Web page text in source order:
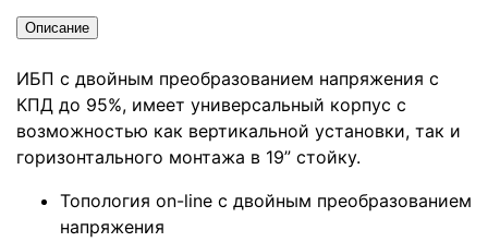
Описание
ИБП с двойным преобразованием напряжения с
КПД до 95%, имеет универсальный корпус с
возможностью как вертикальной установки, так и
горизонтального монтажа в 19” стойку.
Топология on-line с двойным преобразованием
напряжения